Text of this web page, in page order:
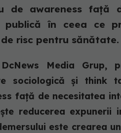
de awareness față
publică în ceea ce
risc pentru sănătate.
Media Grup,
sociologică și think
față de necesitatea
reducerea
este crearea